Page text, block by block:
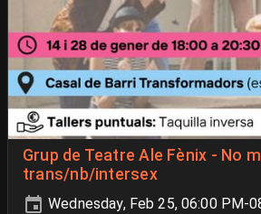
Grup de Teatre Ale Fènix - No
trans/nb/intersex
Wednesday, Feb 25, 06:00 PM-